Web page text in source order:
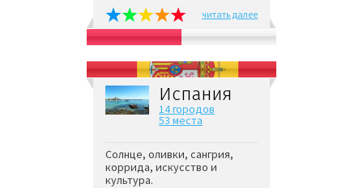
читать далее
Испания
14 городов
53 места
Солнце, оливки, сангрия,
коррида, искусство и
культура.